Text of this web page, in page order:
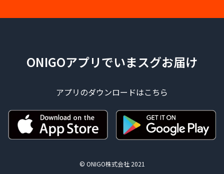
ONIGOアプリでいまスグお届け
アプリのダウンロードはこちら
© ONIGO株式会社 2021